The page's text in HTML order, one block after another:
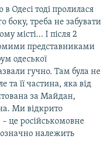
в Одесі тоді пролилася
боку, треба не забувати
місті... І після 2
представниками
одеської
гучно. Там була не
та її частина, яка від
за Майдан,
Ми відкрито
це російськомовне
належить